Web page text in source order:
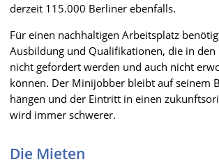
derzeit 115.000 Berliner ebenfalls.
Für einen nachhaltigen Arbeitsplatz
Ausbildung und Qualifikationen, die in
nicht gefordert werden und auch nicht
können. Der Minijobber bleibt auf seinem
hängen und der Eintritt in einen
wird immer schwerer.
Die Mieten